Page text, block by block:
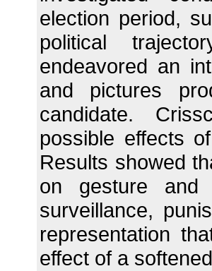
election period,
political
endeavored an
and pictures
candidate.
possible effects
Results showed
on gesture and
surveillance,
representation
effect of a